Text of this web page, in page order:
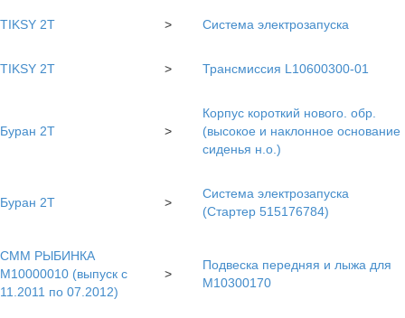
TIKSY 2T > Система электрозапуска
TIKSY 2T > Трансмиссия L10600300-01
Буран 2Т >
Корпус короткий нового. обр.
(высокое и наклонное основание
сиденья н.о.)
Буран 2Т >
Система электрозапуска
(Стартер 515176784)
СММ РЫБИНКА
M10000010 (выпуск с
11.2011 по 07.2012)
>
Подвеска передняя и лыжа для
М10300170